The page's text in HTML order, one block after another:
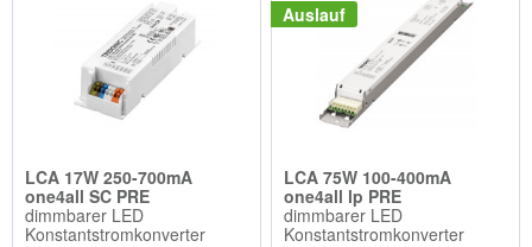
LCA 17W 250-700mA
one4all SC PRE
dimmbarer LED
Konstantstromkonverter
Auslauf
LCA 75W 100-400mA
one4all lp PRE
dimmbarer LED
Konstantstromkonverter